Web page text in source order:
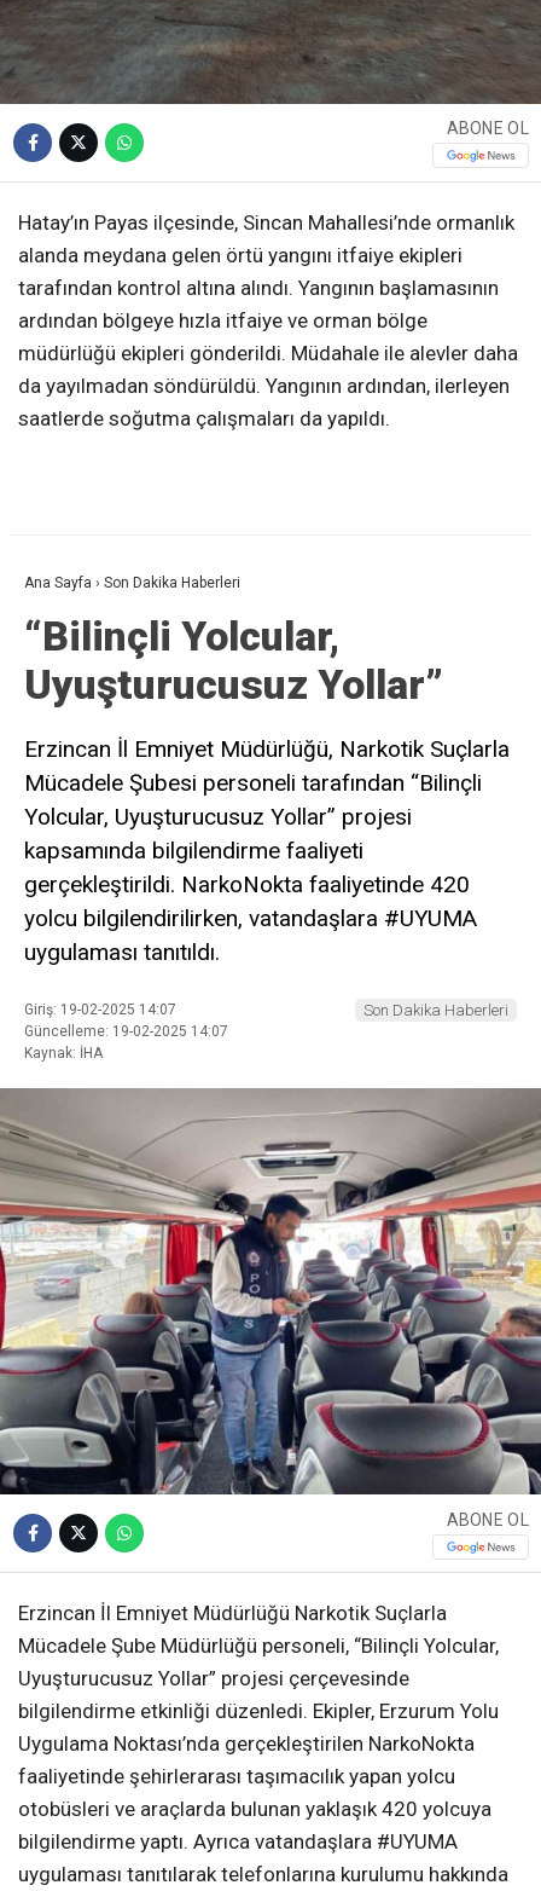
ABONE OL
Hatay’ın Payas ilçesinde, Sincan Mahallesi’nde ormanlık
alanda meydana gelen örtü yangını itfaiye ekipleri
tarafından kontrol altına alındı. Yangının başlamasının
ardından bölgeye hızla itfaiye ve orman bölge
müdürlüğü ekipleri gönderildi. Müdahale ile alevler daha
da yayılmadan söndürüldü. Yangının ardından, ilerleyen
saatlerde soğutma çalışmaları da yapıldı.
Ana Sayfa › Son Dakika Haberleri
“Bilinçli Yolcular,
Uyuşturucusuz Yollar”
Erzincan İl Emniyet Müdürlüğü, Narkotik Suçlarla
Mücadele Şubesi personeli tarafından “Bilinçli
Yolcular, Uyuşturucusuz Yollar” projesi
kapsamında bilgilendirme faaliyeti
gerçekleştirildi. NarkoNokta faaliyetinde 420
yolcu bilgilendirilirken, vatandaşlara #UYUMA
uygulaması tanıtıldı.
Giriş: 19-02-2025 14:07
Güncelleme: 19-02-2025 14:07
Kaynak: İHA
Son Dakika Haberleri
ABONE OL
Erzincan İl Emniyet Müdürlüğü Narkotik Suçlarla
Mücadele Şube Müdürlüğü personeli, “Bilinçli Yolcular,
Uyuşturucusuz Yollar” projesi çerçevesinde
bilgilendirme etkinliği düzenledi. Ekipler, Erzurum Yolu
Uygulama Noktası’nda gerçekleştirilen NarkoNokta
faaliyetinde şehirlerarası taşımacılık yapan yolcu
otobüsleri ve araçlarda bulunan yaklaşık 420 yolcuya
bilgilendirme yaptı. Ayrıca vatandaşlara #UYUMA
uygulaması tanıtılarak telefonlarına kurulumu hakkında